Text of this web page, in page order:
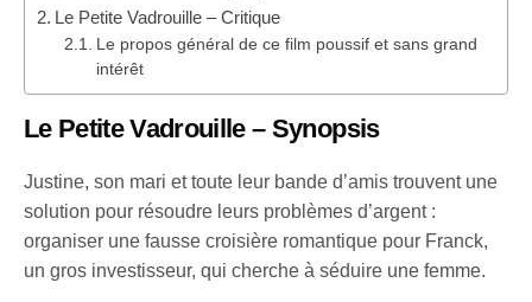
Le Petite Vadrouille – Critique
Le propos général de ce film poussif et sans grand
intérêt
Le Petite Vadrouille – Synopsis
Justine, son mari et toute leur bande d’amis trouvent une
solution pour résoudre leurs problèmes d’argent :
organiser une fausse croisière romantique pour Franck,
un gros investisseur, qui cherche à séduire une femme.